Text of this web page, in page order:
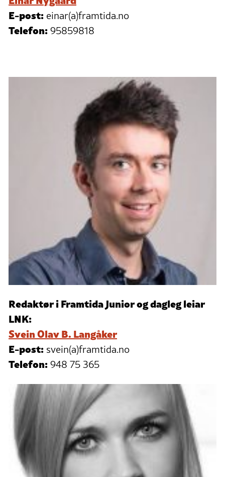
E-post: einar(a)framtida.no
Telefon:95859818
Redaktør i Framtida Junior og dagleg leiar
LNK:
Svein Olav B. Langåker
E-post: svein(a)framtida.no
Telefon:948 75 365